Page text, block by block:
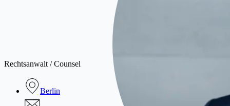
Rechtsanwalt / Counsel
Berlin